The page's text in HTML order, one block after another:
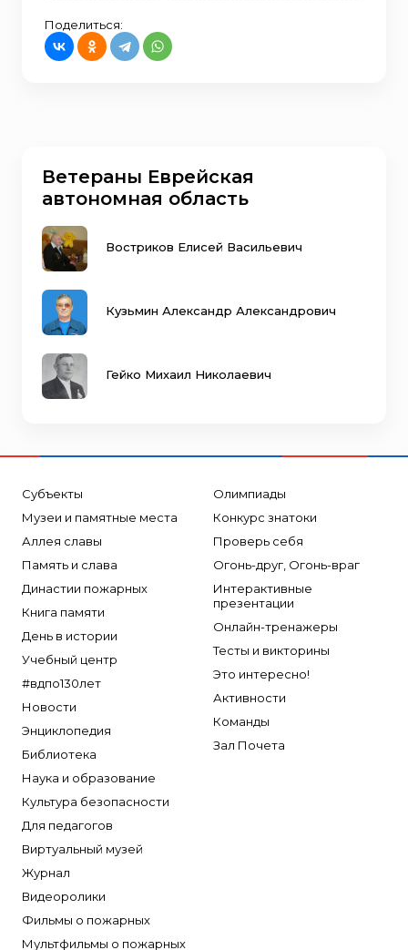
Поделиться:
Ветераны Еврейская
автономная область
Востриков Елисей Васильевич
Кузьмин Александр Александрович
Гейко Михаил Николаевич
Субъекты
Музеи и памятные места
Аллея славы
Память и слава
Династии пожарных
Книга памяти
День в истории
Учебный центр
#вдпо130лет
Новости
Энциклопедия
Библиотека
Наука и образование
Культура безопасности
Для педагогов
Виртуальный музей
Журнал
Видеоролики
Фильмы о пожарных
Мультфильмы о пожарных
Олимпиады
Конкурс знатоки
Проверь себя
Огонь-друг, Огонь-враг
Интерактивные
презентации
Онлайн-тренажеры
Тесты и викторины
Это интересно!
Активности
Команды
Зал Почета